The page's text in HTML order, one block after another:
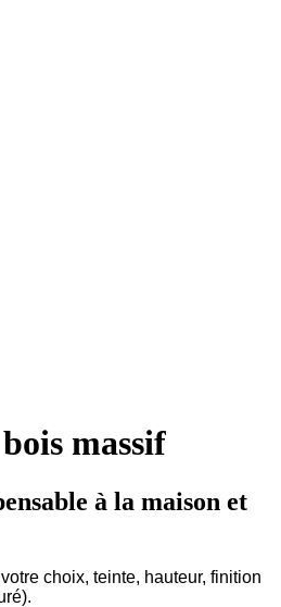
massif
à la maison et
choix, teinte, hauteur, finition